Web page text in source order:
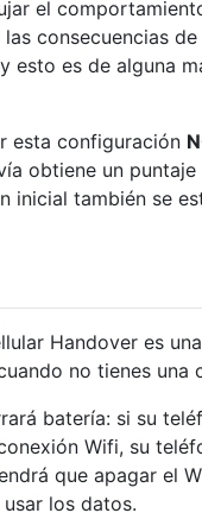
el
las consecuencias
esto es de alguna
esta configuración
obtiene un
inicial también se
Handover es
no tienes una
batería: si su
Wifi, su
que apagar el
usar los datos.